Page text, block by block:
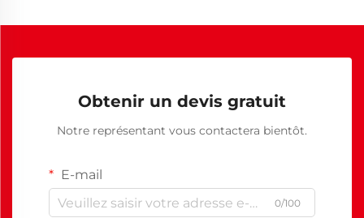
Obtenir un devis gratuit
Notre représentant vous contactera bientôt.
E-mail
0/100